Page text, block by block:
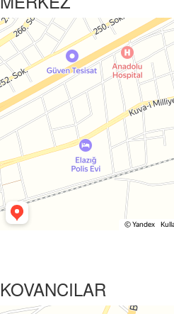
KOVANCILAR